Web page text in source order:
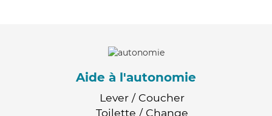
Aide à l'autonomie
Lever / Coucher
Toilette / Change